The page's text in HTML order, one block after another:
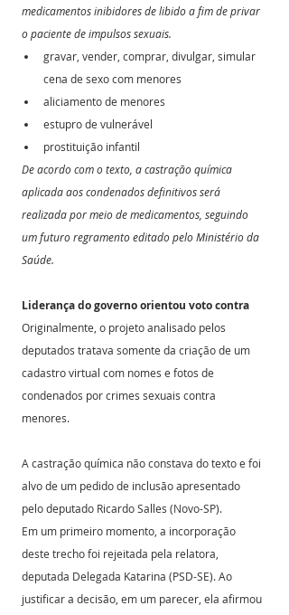
medicamentos inibidores de libido a fim de privar
o paciente de impulsos sexuais.
gravar, vender, comprar, divulgar, simular
cena de sexo com menores
aliciamento de menores
estupro de vulnerável
prostituição infantil
De acordo com o texto, a castração química
aplicada aos condenados definitivos será
realizada por meio de medicamentos, seguindo
um futuro regramento editado pelo Ministério da
Saúde.
Liderança do governo orientou voto contra
Originalmente, o projeto analisado pelos
deputados tratava somente da criação de um
cadastro virtual com nomes e fotos de
condenados por crimes sexuais contra
menores.
A castração química não constava do texto e foi
alvo de um pedido de inclusão apresentado
pelo deputado Ricardo Salles (Novo-SP).
Em um primeiro momento, a incorporação
deste trecho foi rejeitada pela relatora,
deputada Delegada Katarina (PSD-SE). Ao
justificar a decisão, em um parecer, ela afirmou